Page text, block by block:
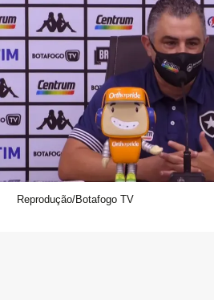
Reprodução/Botafogo TV